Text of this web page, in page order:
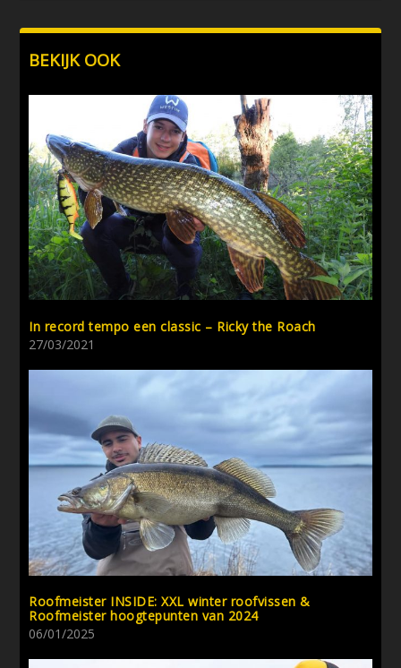
BEKIJK OOK
In record tempo een classic – Ricky the Roach
27/03/2021
Roofmeister INSIDE: XXL winter roofvissen &
Roofmeister hoogtepunten van 2024
06/01/2025